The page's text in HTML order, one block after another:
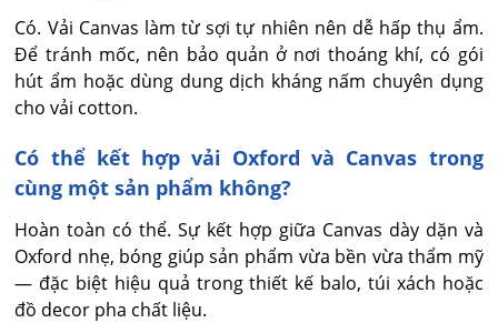
Có. Vải Canvas làm từ sợi tự nhiên nên dễ hấp thụ ẩm.
Để tránh mốc, nên bảo quản ở nơi thoáng khí, có gói
hút ẩm hoặc dùng dung dịch kháng nấm chuyên dụng
cho vải cotton.
Có thể kết hợp vải Oxford và Canvas trong
cùng một sản phẩm không?
Hoàn toàn có thể. Sự kết hợp giữa Canvas dày dặn và
Oxford nhẹ, bóng giúp sản phẩm vừa bền vừa thẩm mỹ
— đặc biệt hiệu quả trong thiết kế balo, túi xách hoặc
đồ decor pha chất liệu.